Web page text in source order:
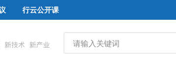
行云公开课